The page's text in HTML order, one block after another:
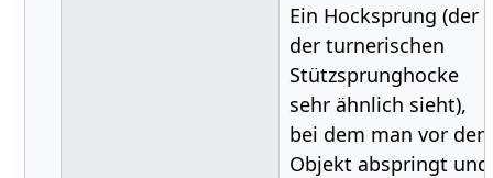
Ein Hocksprung (der
der turnerischen
Stützsprunghocke
sehr ähnlich sieht),
bei dem man vor
Objekt abspringt und